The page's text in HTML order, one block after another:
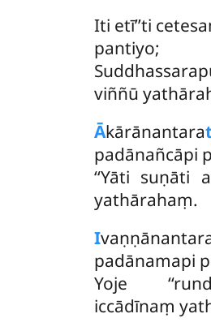
Iti etī’’ti
pantiyo;
viññū
Ākārānantara
padānañcāpi
‘‘Yāti suṇāti
yathārahaṃ.
I
padānamapi
Yoje
iccādīnaṃ